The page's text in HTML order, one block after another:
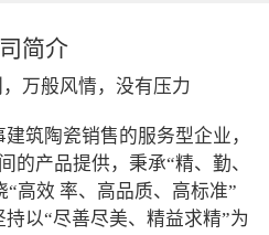
简介
万般风情，没有压力
筑陶瓷销售的服务型企业，
的产品提供，秉承“精、勤、
高效 率、高品质、高标准”
以“尽善尽美、精益求精”为